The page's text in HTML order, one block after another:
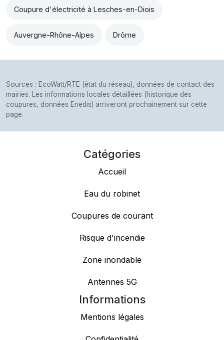
Coupure d'électricité à Lesches-en-Diois
Auvergne-Rhône-Alpes Drôme
Sources : EcoWatt/RTE (état du réseau), données de contact des
mairies. Les informations locales détaillées (historique des
coupures, données Enedis) arriveront prochainement sur cette
page.
Catégories
Accueil
Eau du robinet
Coupures de courant
Risque d'incendie
Zone inondable
Antennes 5G
Informations
Mentions légales